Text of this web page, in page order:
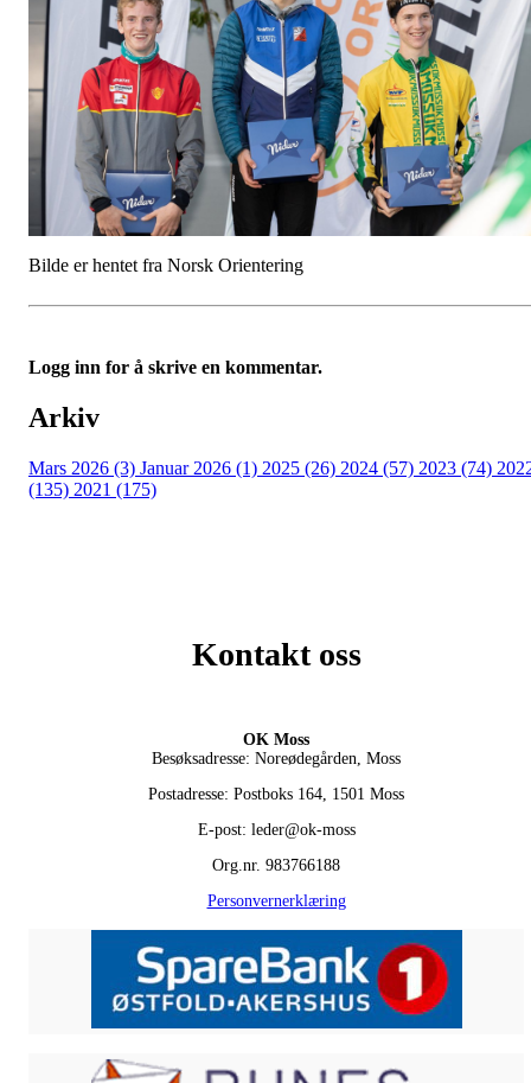
Bilde er hentet fra Norsk Orientering
Logg inn for å skrive en kommentar.
Arkiv
Mars 2026 (3) Januar 2026 (1) 2025 (26) 2024 (57) 2023 (74)
(135) 2021 (175)
Kontakt oss
OK Moss
Besøksadresse: Noreødegården, Moss
Postadresse: Postboks 164, 1501 Moss
E-post: leder@ok-moss
Org.nr. 983766188
Personvernerklæring